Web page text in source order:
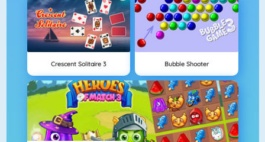
Crescent Solitaire 3 Bubble Shooter